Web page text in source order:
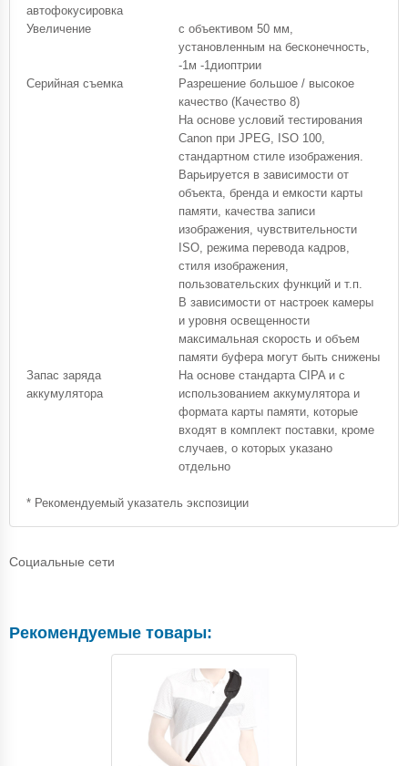
автофокусировка
Увеличение
с объективом 50 мм,
установленным на бесконечность,
-1м -1диоптрии
Серийная съемка
Разрешение большое / высокое
качество (Качество 8)
На основе условий тестирования
Canon при JPEG, ISO 100,
стандартном стиле изображения.
Варьируется в зависимости от
объекта, бренда и емкости карты
памяти, качества записи
изображения, чувствительности
ISO, режима перевода кадров,
стиля изображения,
пользовательских функций и т.п.
В зависимости от настроек камеры
и уровня освещенности
максимальная скорость и объем
памяти буфера могут быть снижены
Запас заряда
аккумулятора
На основе стандарта CIPA и с
использованием аккумулятора и
формата карты памяти, которые
входят в комплект поставки, кроме
случаев, о которых указано
отдельно
* Рекомендуемый указатель экспозиции
Социальные сети
Рекомендуемые товары: